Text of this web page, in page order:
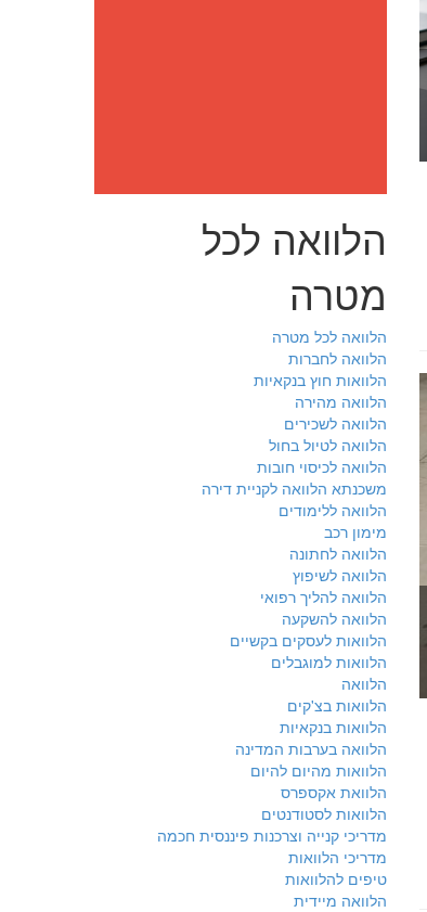
הלוואה לכל
מטרה
הלוואה לכל מטרה
הלוואה לחברות
הלוואות חוץ בנקאיות
הלוואה מהירה
הלוואה לשכירים
הלוואה לטיול בחול
הלוואה לכיסוי חובות
משכנתא הלוואה לקניית דירה
הלוואה ללימודים
מימון רכב
הלוואה לחתונה
הלוואה לשיפוץ
הלוואה להליך רפואי
הלוואה להשקעה
הלוואות לעסקים בקשיים
הלוואות למוגבלים
הלוואה
הלוואות בצ'קים
הלוואות בנקאיות
הלוואה בערבות המדינה
הלוואות מהיום להיום
הלוואת אקספרס
הלוואות לסטודנטים
מדריכי קנייה וצרכנות פיננסית חכמה
מדריכי הלוואות
טיפים להלוואות
הלוואה מיידית